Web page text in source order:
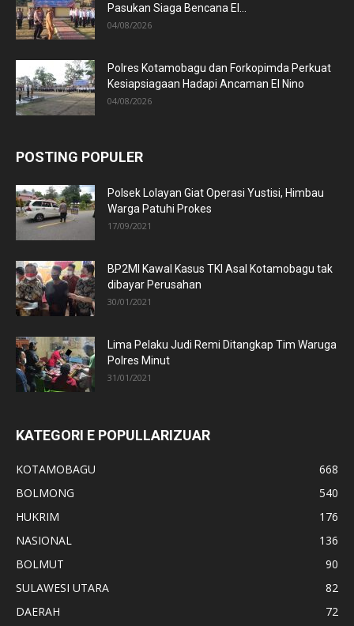
Pasukan Siaga Bencana El...
04/08/2026
Polres Kotamobagu dan Forkopimda Perkuat
Kesiapsiagaan Hadapi Ancaman El Nino
04/08/2026
POSTING POPULER
Polsek Lolayan Giat Operasi Yustisi, Himbau
Warga Patuhi Prokes
17/09/2021
BP2MI Kawal Kasus TKI Asal Kotamobagu tak
dibayar Perusahan
30/01/2021
Lima Pelaku Judi Remi Ditangkap Tim Waruga
Polres Minut
31/01/2021
KATEGORI E POPULLARIZUAR
KOTAMOBAGU
668
BOLMONG
540
HUKRIM
176
NASIONAL
136
BOLMUT
90
SULAWESI UTARA
82
DAERAH
72